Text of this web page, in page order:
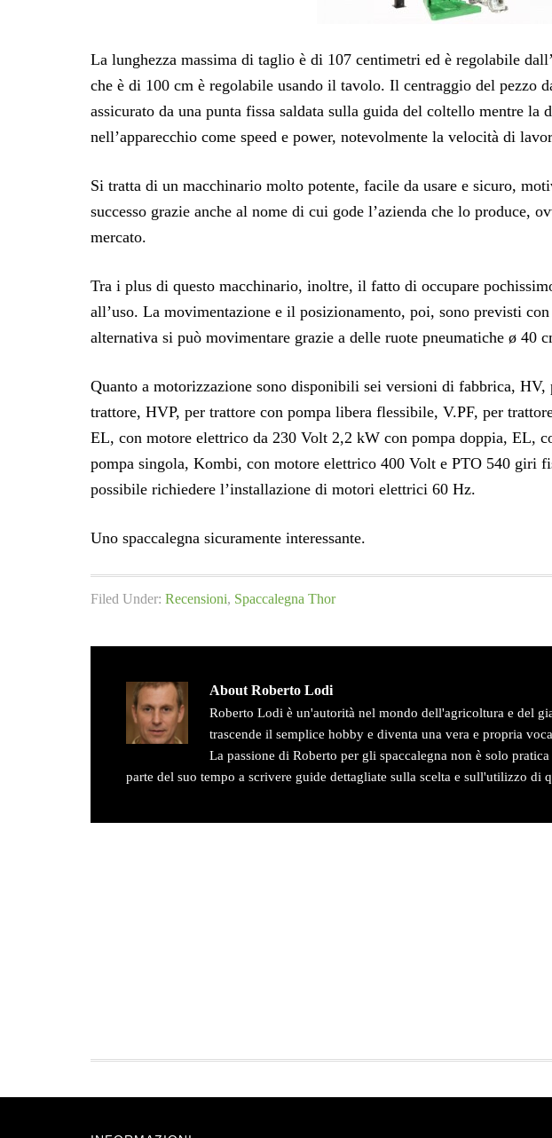
La lunghezza massima di taglio è di 107 centimetri ed è regolabile
che è di 100 cm è regolabile usando il tavolo. Il centraggio del pezzo
assicurato da una punta fissa saldata sulla guida del coltello mentre
nell’apparecchio come speed e power, notevolmente la velocità di
Si tratta di un macchinario molto potente, facile da usare e sicuro,
successo grazie anche al nome di cui gode l’azienda che lo produce,
mercato.
Tra i plus di questo macchinario, inoltre, il fatto di occupare
all’uso. La movimentazione e il posizionamento, poi, sono previsti
alternativa si può movimentare grazie a delle ruote pneumatiche ø 40
Quanto a motorizzazione sono disponibili sei versioni di fabbrica, HV,
trattore, HVP, per trattore con pompa libera flessibile, V.PF, per
EL, con motore elettrico da 230 Volt 2,2 kW con pompa doppia, EL,
pompa singola, Kombi, con motore elettrico 400 Volt e PTO 540 giri
possibile richiedere l’installazione di motori elettrici 60 Hz.
Uno spaccalegna sicuramente interessante.
Filed Under: Recensioni, Spaccalegna Thor
About Roberto Lodi
Roberto Lodi è un'autorità nel mondo dell'agricoltura e del
trascende il semplice hobby e diventa una vera e propria
La passione di Roberto per gli spaccalegna non è solo
parte del suo tempo a scrivere guide dettagliate sulla scelta e sull'utilizzo di